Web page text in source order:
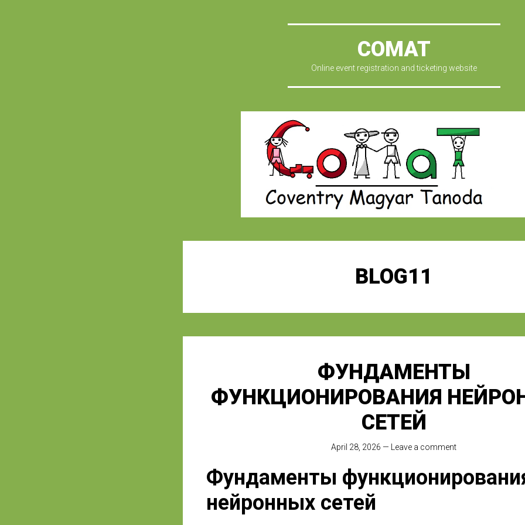
COMAT
Online event registration and ticketing website
BLOG11
ФУНДАМЕНТЫ
ФУНКЦИОНИРОВАНИЯ
СЕТЕЙ
April 28, 2026 — Leave a comment
Фундаменты
нейронных сетей